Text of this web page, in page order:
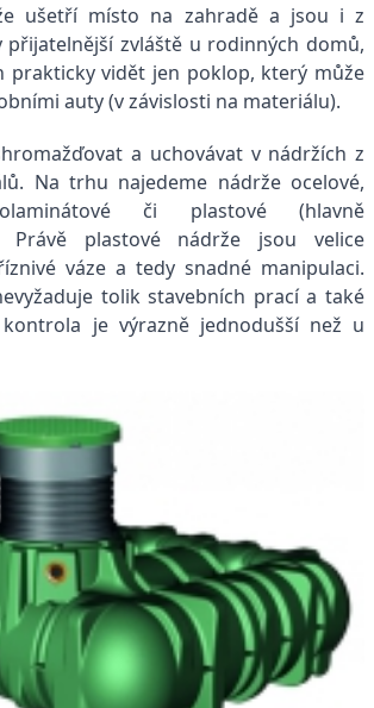
ušetří místo na zahradě a jsou i z
přijatelnější zvláště u rodinných domů,
prakticky vidět jen poklop, který může
auty (v závislosti na materiálu).
a uchovávat v nádržích z
Na trhu najedeme nádrže ocelové,
či plastové (hlavně
Právě plastové nádrže jsou velice
váze a tedy snadné manipulaci.
tolik stavebních prací a také
je výrazně jednodušší než u